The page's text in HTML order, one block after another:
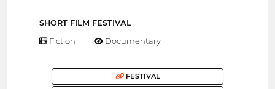
SHORT FILM FESTIVAL
Fiction Documentary
FESTIVAL